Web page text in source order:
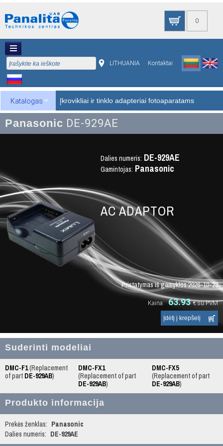
0
LITHUANIA Kontaktai
Katalogas Įkrovikliai ir tinklo adapteriai fotoaparatams
Panasonic DE-929AE
Dalies numeris: DE-929AE
Gamintojas: Panasonic
AC ADAPTOR
Pristatymas iš gamyklos 2026-10-23
Kaina: 63.93 €su PVM
Suderinti modeliai
DMC-F1(Replacement
of part DE-929AB)
DMC-FX1
(Replacement of part
DE-929AB)
DMC-FX5
(Replacement of part
DE-929AB)
Produkto informacija
Prekės ženklas: Panasonic
Dalies numeris: DE-929AE